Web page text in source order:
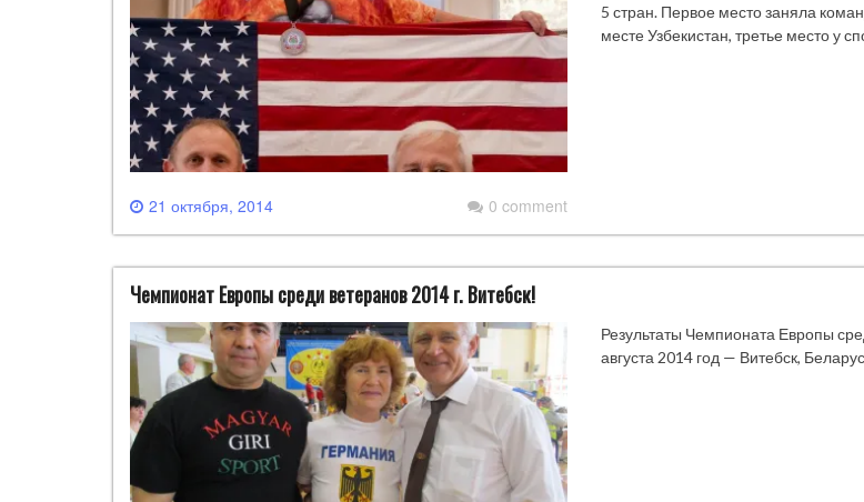
21 октября, 2014 0 comment
5 стран. Первое место заняла
месте Узбекистан, третье место у
Чемпионат Европы среди ветеранов 2014 г. Витебск!
Результаты Чемпионата Европы
августа 2014 год — Витебск,